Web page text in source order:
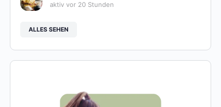
aktiv vor 20 Stunden
ALLES SEHEN